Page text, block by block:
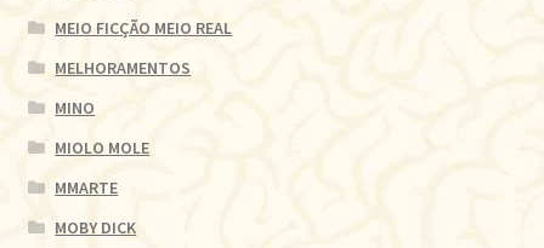
MEIO FICÇÃO MEIO REAL
MELHORAMENTOS
MINO
MIOLO MOLE
MMARTE
MOBY DICK